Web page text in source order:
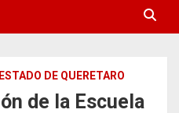
ESTADO DE QUERETARO
de la Escuela